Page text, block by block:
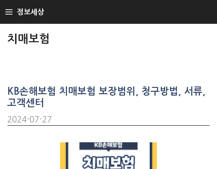
TO
정보세상
치매보험
KB손해보험 치매보험 보장범위, 청구방법, 서류,
고객센터
2024-07-27